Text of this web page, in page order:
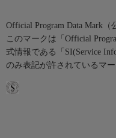
Official Program Data Mark（
このマークは「Official
式情報である「SI(Service
のみ表記が許されているマー